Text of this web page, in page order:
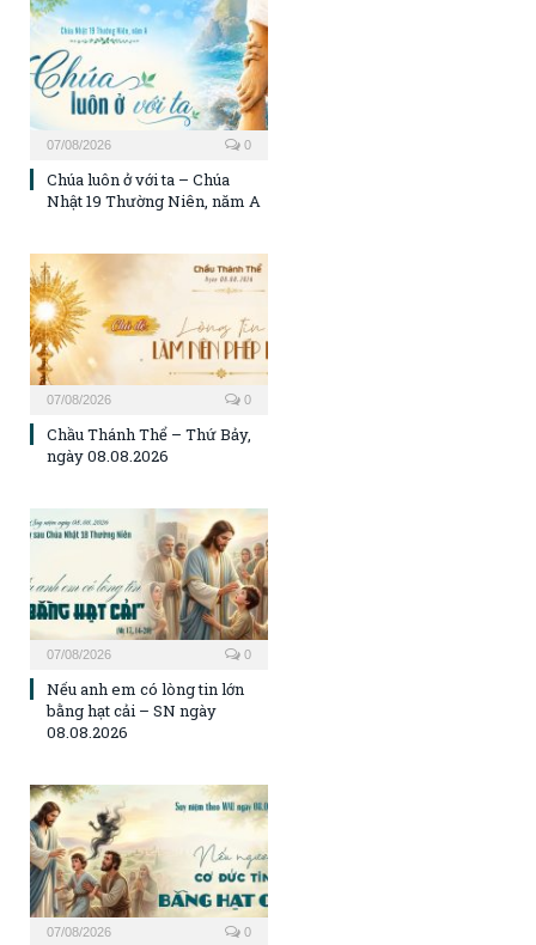
07/08/2026 0
Chúa luôn ở với ta – Chúa
Nhật 19 Thường Niên, năm A
07/08/2026 0
Chầu Thánh Thể – Thứ Bảy,
ngày 08.08.2026
07/08/2026 0
Nếu anh em có lòng tin lớn
bằng hạt cải – SN ngày
08.08.2026
07/08/2026 0